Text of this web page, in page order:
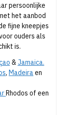
persoonlijke
het aanbod
fijne kneepjes
ouders als
is.
& Jamaica.
, Madeira en
Rhodos of een